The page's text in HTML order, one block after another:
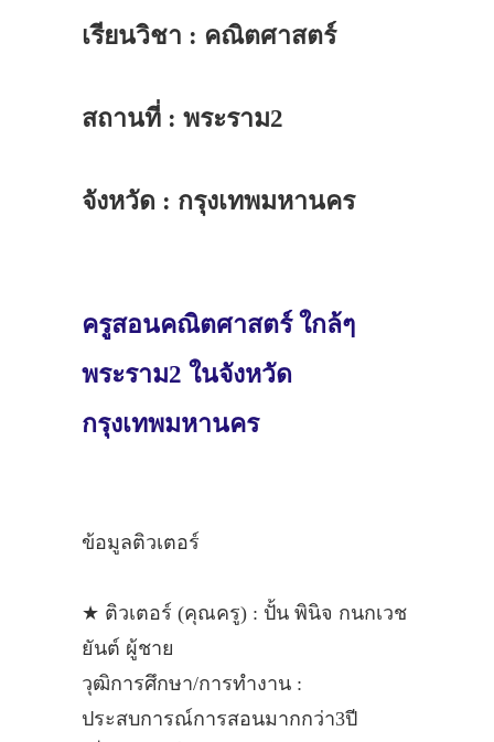
เรียนวิชา : คณิตศาสตร์
สถานที่ : พระราม2
จังหวัด : กรุงเทพมหานคร
ครูสอนคณิตศาสตร์ ใกล้ๆ
พระราม2 ในจังหวัด
กรุงเทพมหานคร
ข้อมูลติวเตอร์
★ ติวเตอร์ (คุณครู) : ปั้น พินิจ กนกเวช
ยันต์ ผู้ชาย
วุฒิการศึกษา/การทำงาน :
ประสบการณ์การสอนมากกว่า3ปี